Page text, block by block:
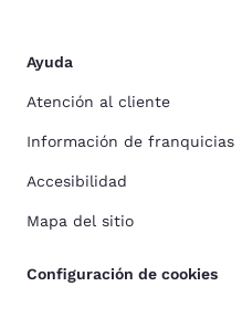
Ayuda
Atención al cliente
Información de franquicias
Accesibilidad
Mapa del sitio
Configuración de cookies